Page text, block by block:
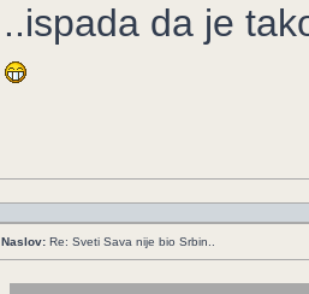
..ispada da je
Naslov: Re: Sveti Sava nije bio Srbin..